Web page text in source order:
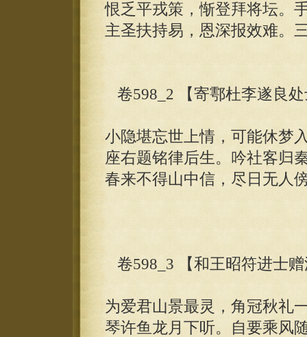
恨乏平戎策，惭登拜将坛。
主圣扶持易，恩深报效难。
卷598_2 【寄鄠杜李遂良
小隐堪忘世上情，可能休梦
座右题铭律后生。吟社客归
春来不得山中信，尽日无人
卷598_3 【和王昭符进士
为爱君山景最灵，角冠秋礼
琴许鱼龙月下听。自要乘风